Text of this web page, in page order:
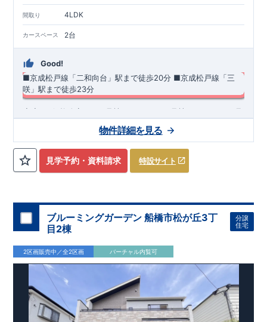
間取り 4LDK
カースペース 2台
Good!
■京成松戸線「二和向台」駅まで徒歩20分 ​■京成松戸線「三
咲」駅まで徒歩23分
◇◆8/2価格改定！
2号棟3,890万円 4号棟3,990万円 7号
干せない日も安心のガス乾燥機「乾太くん」標準採用♪ ・ホテ
がないカウンターとオープン収納を採用しお手入れのしやすい
仕様です！ ​・リビング全体を見渡せるオープンキッチンはスタ
豊富な玄関収納はミラー付きで外出時の身だしなみチェックだ
けでなく、広々空間の演出にも寄与♪
【教育施設】◎ 船橋市立金杉台小学校 約1,300m(徒歩約17分)
◎ 船橋市立御滝中学校 約1,400m(徒歩約18分)
住宅性能評価 W取得(設計・建設)
■第三者機関が設計・建物検査(全四回)を実施 ■税制優遇あり
4分野6項目で最高等級を取得!
□ 構造の安定 (耐風等級2・耐震等級3) □ 劣化の軽減 (劣化対
策等級3) □ 維持管理への配慮 (維持管理対策等級3) □ 空気環
境 (ホルムアルデヒド発散等級3)
快適に長く住める住宅
【長期優良住宅】
■国の定める7つの技術基準をクリア ■税制
優遇あり(最大13年間)
【東栄セーフティーダンパー標準装備】
■制震ダンパーで振れ幅を大幅に低減、繰り返す地震に強い
『耐震+制震』 ■メンテナンスフリー
現地案内予約受付中詳細やご見学など、お気軽にお問合せ下さ
見学予約・資料請求 特設サイト
物件詳細を見る
ブルーミングガーデン 船橋市松が丘3丁
目2棟
分譲
住宅
2区画販売中／全2区画 バーチャル内覧可